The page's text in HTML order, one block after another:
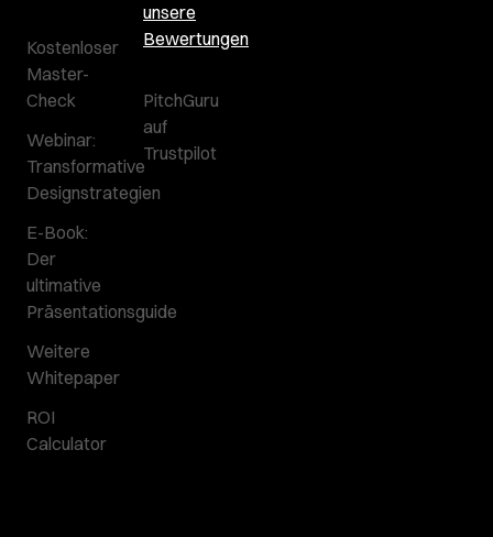
Kostenloser
Master-
Check
Webinar:
Transformative
Designstrategien
E-Book:
Der
ultimative
Präsentationsguide
Weitere
Whitepaper
ROI
Calculator
unsere
Bewertungen
PitchGuru
auf
Trustpilot